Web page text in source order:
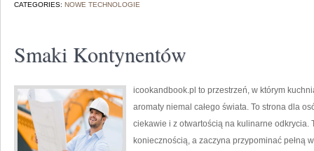
CATEGORIES: NOWE TECHNOLOGIE
Smaki Kontynentów
icookandbook.pl to przestrzeń, w którym
aromaty niemal całego świata. To strona dla
ciekawie i z otwartością na kulinarne odkrycia.
koniecznością, a zaczyna przypominać pełną